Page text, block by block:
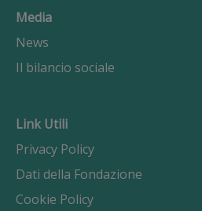
Media
News
Il bilancio sociale
Link Utili
Privacy Policy
Dati della Fondazione
Cookie Policy